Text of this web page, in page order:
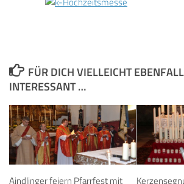
FÜR DICH VIELLEICHT
INTERESSANT …
Aindlinger feiern Pfarrfest mit